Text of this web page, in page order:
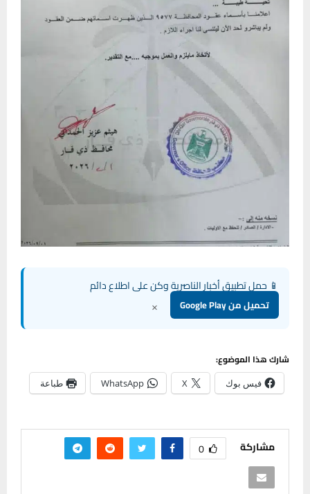
📱 حمل تطبيق أخبار الناصرية وكن على اطلاع دائم
تحميل من Google Play ×
شارك هذا الموضوع:
فيس بوك X
WhatsApp طباعة
مشاركة 0